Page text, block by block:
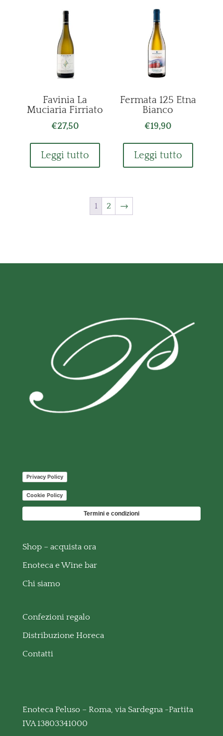
Favinia La
Muciaria Firriato
€27,50
Leggi tutto
Fermata 125 Etna
Bianco
€19,90
Leggi tutto
1 2 →
Privacy Policy
Cookie Policy
Termini e condizioni
Shop – acquista ora
Enoteca e Wine bar
Chi siamo
Confezioni regalo
Distribuzione Horeca
Contatti
Enoteca Peluso – Roma, via Sardegna -Partita
IVA 13803341000